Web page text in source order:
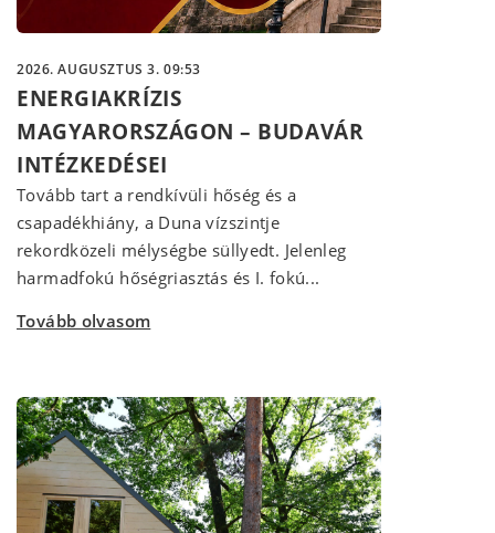
2026. AUGUSZTUS 3. 09:53
ENERGIAKRÍZIS
MAGYARORSZÁGON – BUDAVÁR
INTÉZKEDÉSEI
Tovább tart a rendkívüli hőség és a
csapadékhiány, a Duna vízszintje
rekordközeli mélységbe süllyedt. Jelenleg
harmadfokú hőségriasztás és I. fokú...
Tovább olvasom